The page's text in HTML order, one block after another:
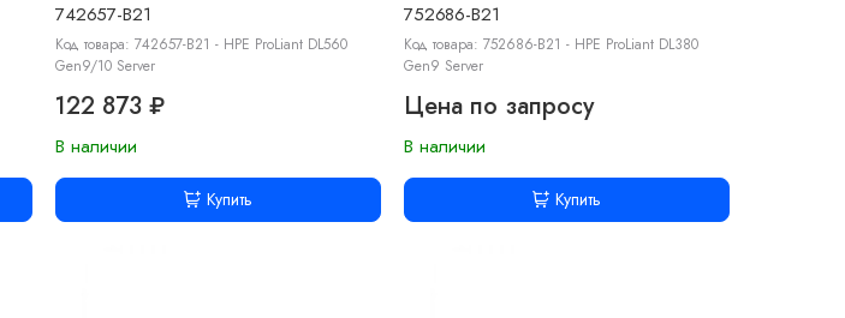
742657-B21
Код товара: 742657-B21 - HPE ProLiant DL560
Gen9/10 Server
122 873 ₽
В наличии
Купить
752686-B21
Код товара: 752686-B21 - HPE ProLiant DL380
Gen9 Server
Цена по запросу
В наличии
Купить